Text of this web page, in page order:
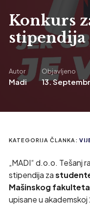
Konkurs
Autor
Madi
Objavljeno
13.
KATEGORIJA ČLANKA:
„MADI“ d.o.o. Tešanj
stipendija za
Mašinskog
upisane u